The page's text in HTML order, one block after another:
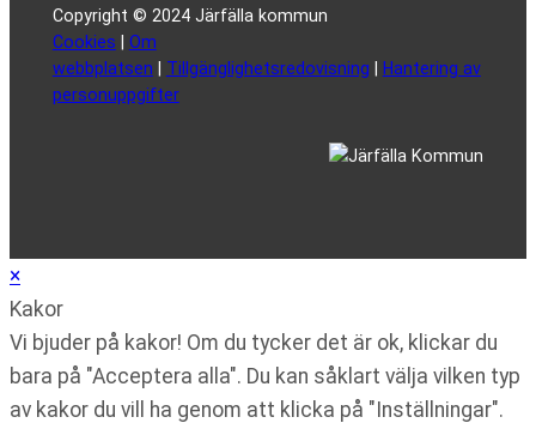
Copyright © 2024 Järfälla kommun
Cookies
Om
webbplatsen
Tillgänglighetsredovisning
Hantering av
personuppgifter
×
Kakor
Vi bjuder på kakor! Om du tycker det är ok, klickar du
bara på "Acceptera alla". Du kan såklart välja vilken typ
av kakor du vill ha genom att klicka på "Inställningar".